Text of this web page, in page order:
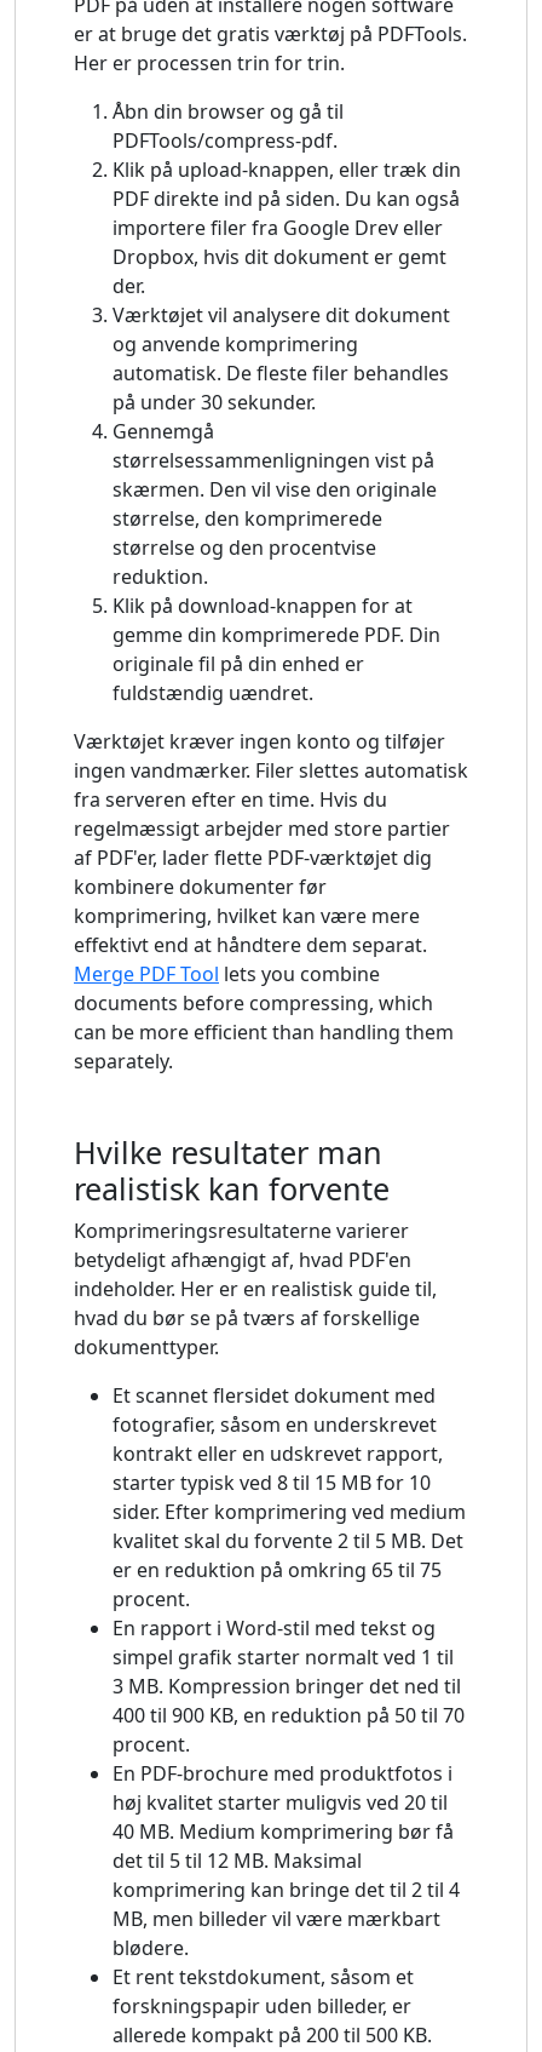
er at bruge det gratis værktøj på PDFTools.
Her er processen trin for trin.
Åbn din browser og gå til
PDFTools/compress-pdf.
Klik på upload-knappen, eller træk din
PDF direkte ind på siden. Du kan også
importere filer fra Google Drev eller
Dropbox, hvis dit dokument er gemt
der.
Værktøjet vil analysere dit dokument
og anvende komprimering
automatisk. De fleste filer behandles
på under 30 sekunder.
Gennemgå
størrelsessammenligningen vist på
skærmen. Den vil vise den originale
størrelse, den komprimerede
størrelse og den procentvise
reduktion.
Klik på download-knappen for at
gemme din komprimerede PDF. Din
originale fil på din enhed er
fuldstændig uændret.
Værktøjet kræver ingen konto og tilføjer
ingen vandmærker. Filer slettes automatisk
fra serveren efter en time. Hvis du
regelmæssigt arbejder med store partier
af PDF'er, lader flette PDF-værktøjet dig
kombinere dokumenter før
komprimering, hvilket kan være mere
effektivt end at håndtere dem separat.
Merge PDF Tool lets you combine
documents before compressing, which
can be more efficient than handling them
separately.
Hvilke resultater man
realistisk kan forvente
Komprimeringsresultaterne varierer
betydeligt afhængigt af, hvad PDF'en
indeholder. Her er en realistisk guide til,
hvad du bør se på tværs af forskellige
dokumenttyper.
Et scannet flersidet dokument med
fotografier, såsom en underskrevet
kontrakt eller en udskrevet rapport,
starter typisk ved 8 til 15 MB for 10
sider. Efter komprimering ved medium
kvalitet skal du forvente 2 til 5 MB. Det
er en reduktion på omkring 65 til 75
procent.
En rapport i Word-stil med tekst og
simpel grafik starter normalt ved 1 til
3 MB. Kompression bringer det ned til
400 til 900 KB, en reduktion på 50 til 70
procent.
En PDF-brochure med produktfotos i
høj kvalitet starter muligvis ved 20 til
40 MB. Medium komprimering bør få
det til 5 til 12 MB. Maksimal
komprimering kan bringe det til 2 til 4
MB, men billeder vil være mærkbart
blødere.
Et rent tekstdokument, såsom et
forskningspapir uden billeder, er
allerede kompakt på 200 til 500 KB.